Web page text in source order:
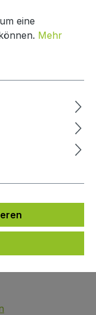
eine
Mehr